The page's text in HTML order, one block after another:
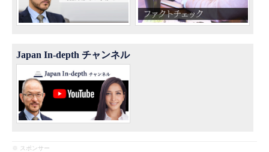
Japan In-depth チャンネル
※ スポンサー